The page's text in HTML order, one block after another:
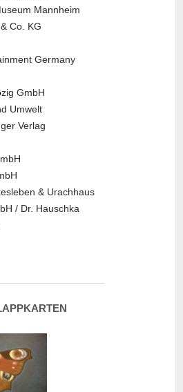
Mannheim
Co. KG
Germany
GmbH
Umwelt
Verlag
& Urachhaus
/ Dr. Hauschka